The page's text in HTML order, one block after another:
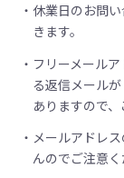
休業日のお問
きます。
フリーメール
る返信メール
ありますので、
メールアドレ
んのでご注意く